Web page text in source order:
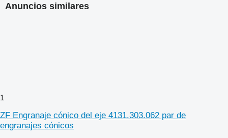
Anuncios similares
1
ZF Engranaje cónico del eje 4131.303.062 par de
engranajes cónicos